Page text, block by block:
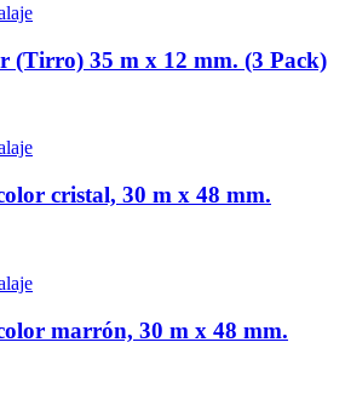
(Tirro) 35 m x 12 mm. (3 Pack)
cristal, 30 m x 48 mm.
marrón, 30 m x 48 mm.